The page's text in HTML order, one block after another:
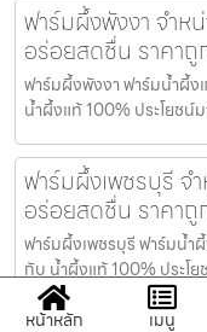
ฟาร์มผึ้งพังงา จำห
อร่อยสดชื่น ราคาถู
ฟาร์มผึ้งพังงา ฟาร์มน้ำผึ้ง
น้ำผึ้งแท้ 100% ประโยชน์
ฟาร์มผึ้งเพชรบุรี จ
อร่อยสดชื่น ราคาถู
ฟาร์มผึ้งเพชรบุรี ฟาร์มน้ำ
กับ น้ำผึ้งแท้ 100% ประโ
หน้าหลัก เมนู